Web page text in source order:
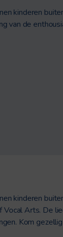
kinderen
van de
kinderen
Vocal Arts. De
Kom